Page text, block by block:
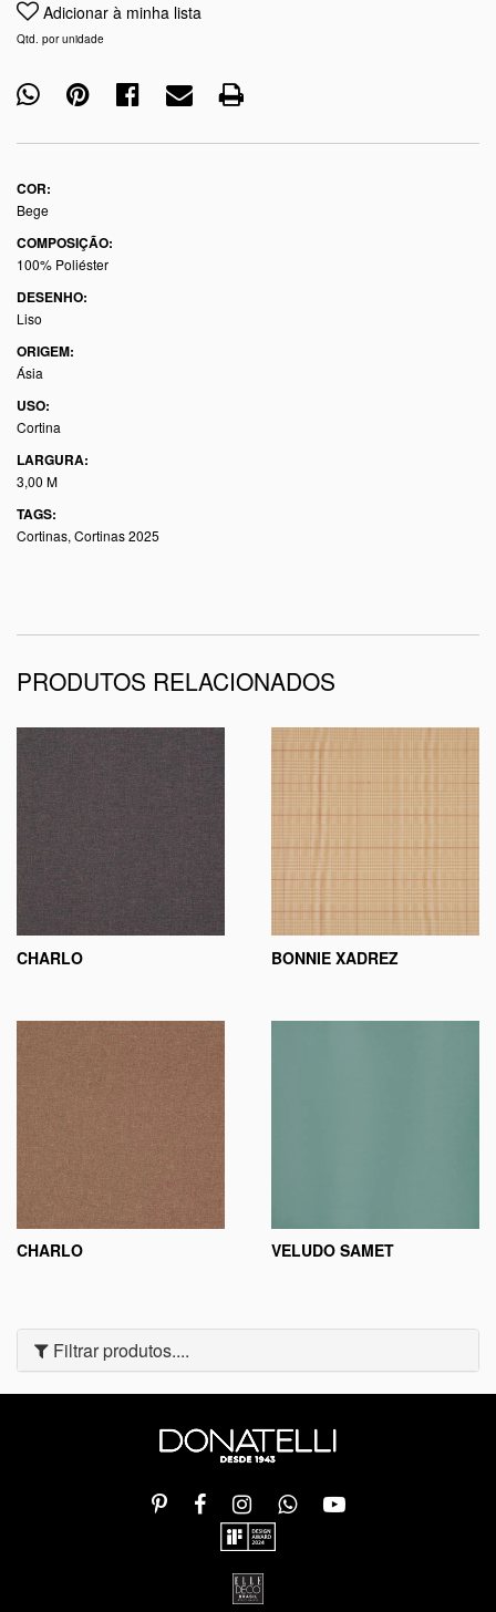
Adicionar à minha lista
Qtd. por unidade
COR:
Bege
COMPOSIÇÃO:
100% Poliéster
DESENHO:
Liso
ORIGEM:
Ásia
USO:
Cortina
LARGURA:
3,00 M
TAGS:
Cortinas, Cortinas 2025
PRODUTOS RELACIONADOS
CHARLO BONNIE XADREZ
CHARLO VELUDO SAMET
Filtrar produtos....